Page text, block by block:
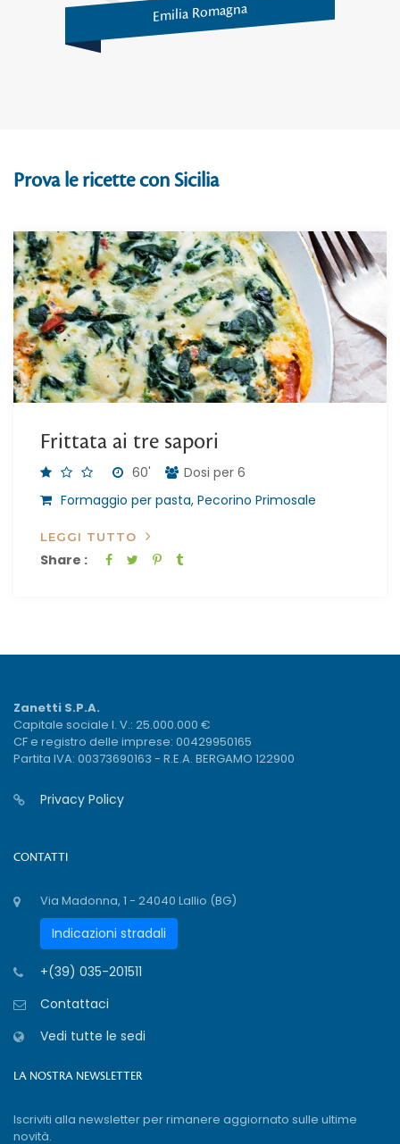
Emilia Romagna
Prova le ricette con Sicilia
Frittata ai tre sapori
60'
Dosi per 6
Formaggio per pasta, Pecorino Primosale
LEGGI TUTTO
Share :
Zanetti S.P.A.
Capitale sociale I. V.: 25.000.000 €
CF e registro delle imprese: 00429950165
Partita IVA: 00373690163 - R.E.A. BERGAMO 122900
Privacy Policy
CONTATTI
Via Madonna, 1 - 24040 Lallio (BG)
Indicazioni stradali
+(39) 035-201511
Contattaci
Vedi tutte le sedi
LA NOSTRA NEWSLETTER
Iscriviti alla newsletter per rimanere aggiornato sulle ultime
novità.